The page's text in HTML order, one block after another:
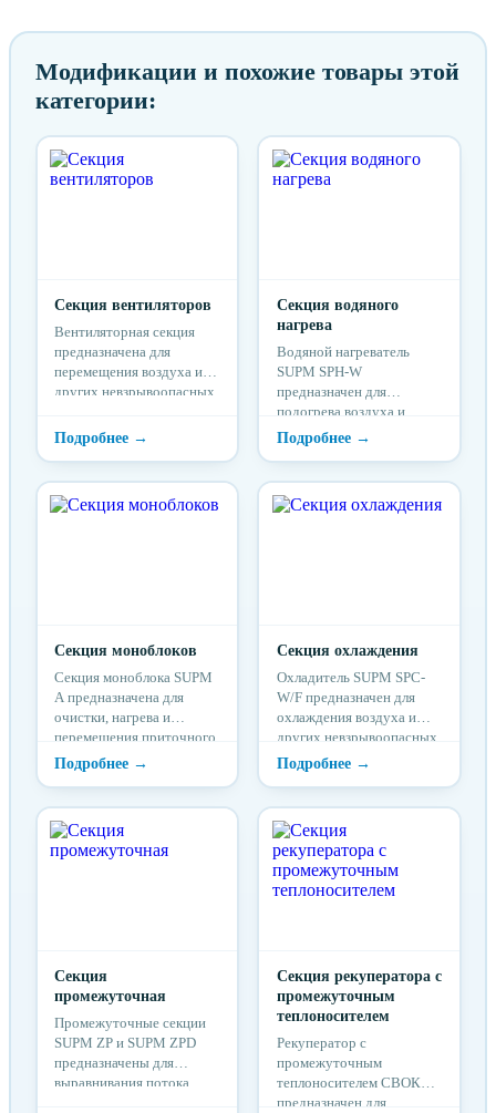
Модификации и похожие товары этой
категории:
Секция вентиляторов
Вентиляторная секция
предназначена для
перемещения воздуха и
других невзрывоопасных
системах вентиляции и
кондиционирования
Секция водяного
нагрева
Водяной нагреватель
SUPM SPH-W
предназначен для
подогрева воздуха и
других невзрывоопасных
газовых смесей в
кондиционирования
Секция моноблоков
Секция моноблока SUPM
A предназначена для
очистки, нагрева и
перемещения приточного
воздуха и других
невзрывоопасных
системах вентиляции и
кондиционирования
Секция охлаждения
Охладитель SUPM SPC-
W/F предназначен для
охлаждения воздуха и
других невзрывоопасных
газовых смесей в
системах вентиляции и
Секция
промежуточная
Промежуточные секции
SUPM ZP и SUPM ZPD
предназначены для
выравнивания потока
Секция рекуператора с
промежуточным
теплоносителем
Рекуператор с
промежуточным
теплоносителем СВОК
предназначен для